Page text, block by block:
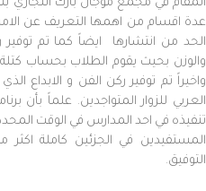
اقسام من اهمها التعريف عن
من انتشارها ايضاً كما تم توفير
بحيث يقوم الطلاب بحساب كتلة
تم توفير ركن الفن و الابداع
للزوار المتواجدين. علماً بأن
في احد المدارس في الوقت